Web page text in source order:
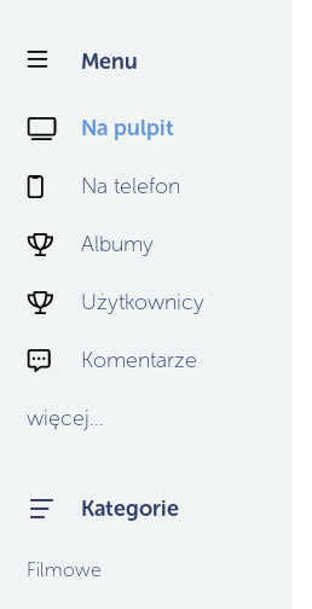
Menu
Na pulpit
Na telefon
Albumy
Użytkownicy
Komentarze
więcej...
Kategorie
Filmowe